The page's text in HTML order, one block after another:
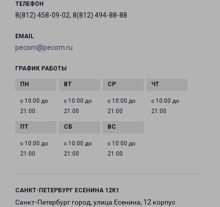
ТЕЛЕФОН
8(812) 458-09-02, 8(812) 494-88-88
EMAIL
pecom@pecom.ru
ГРАФИК РАБОТЫ
с 10:00 до
21:00
с 10:00 до
21:00
с 10:00 до
21:00
с 10:00 до
21:00
с 10:00 до
21:00
с 10:00 до
21:00
с 10:00 до
21:00
САНКТ-ПЕТЕРБУРГ ЕСЕНИНА 12К1
Санкт-Петербург город, улица Есенина, 12 корпус